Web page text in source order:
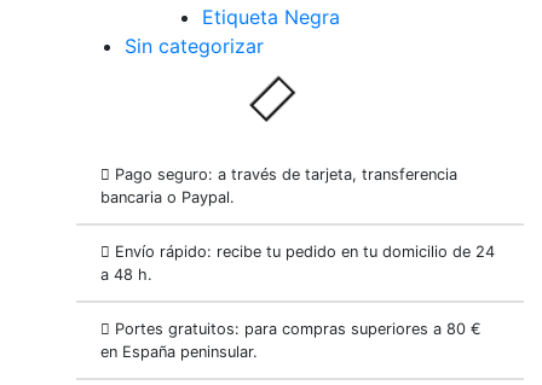
Etiqueta Negra
Sin categorizar
Pago seguro: a través de tarjeta, transferencia
bancaria o Paypal.
Envío rápido: recibe tu pedido en tu domicilio de 24
a 48 h.
Portes gratuitos: para compras superiores a 80 €
en España peninsular.